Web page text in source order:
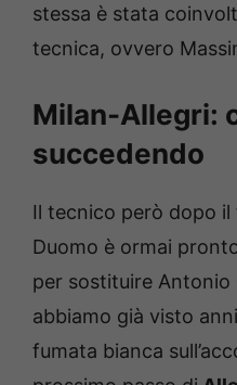
stessa è stata
tecnica, ovvero
Milan-Allegri:
succedendo
Il tecnico però dopo il
Duomo è ormai
per sostituire Antonio
abbiamo già visto
fumata bianca